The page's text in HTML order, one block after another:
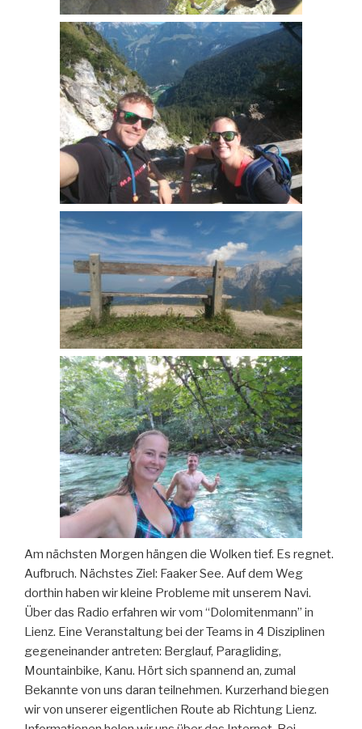
Am nächsten Morgen hängen die Wolken tief. Es regnet.
Aufbruch. Nächstes Ziel: Faaker See. Auf dem Weg
dorthin haben wir kleine Probleme mit unserem Navi.
Über das Radio erfahren wir vom “Dolomitenmann” in
Lienz. Eine Veranstaltung bei der Teams in 4 Disziplinen
gegeneinander antreten: Berglauf, Paragliding,
Mountainbike, Kanu. Hört sich spannend an, zumal
Bekannte von uns daran teilnehmen. Kurzerhand biegen
wir von unserer eigentlichen Route ab Richtung Lienz.